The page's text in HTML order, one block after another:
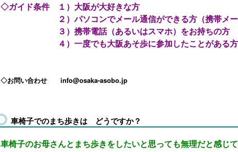
◇ガイド条件 １）大阪が大好きな方
２）パソコンでメール通信ができる方（携帯メール
３）携帯電話（あるいはスマホ）をお持ちの方
４）一度でも大阪あそ歩に参加したことがある方
◇お問い合わせ info@osaka-asobo.jp
車椅子でのまち歩きは どうですか？
車椅子のお母さんとまち歩きをしたいと思っても無理だと感